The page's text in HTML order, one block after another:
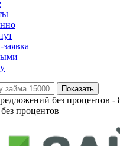
Показать
без процентов -
процентов